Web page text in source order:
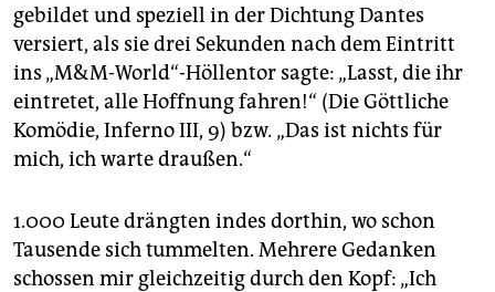
gebildet und speziell in der Dichtung Dantes
versiert, als sie drei Sekunden nach dem Eintritt
ins „M&M-World“-Höllentor sagte: „Lasst, die ihr
eintretet, alle Hoffnung fahren!“ (Die Göttliche
Komödie, Inferno III, 9) bzw. „Das ist nichts für
mich, ich warte draußen.“
1.000 Leute drängten indes dorthin, wo schon
Tausende sich tummelten. Mehrere Gedanken
schossen mir gleichzeitig durch den Kopf: „Ich